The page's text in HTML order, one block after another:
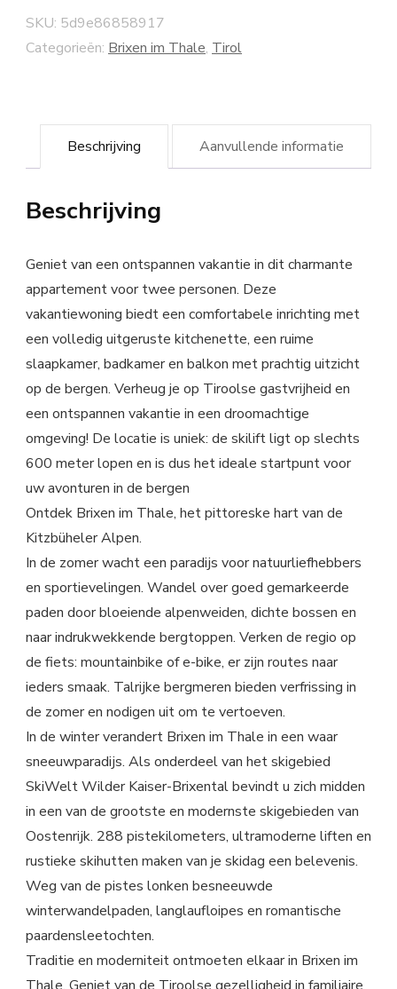
SKU: 5d9e86858917
Categorieën: Brixen im Thale, Tirol
Beschrijving Aanvullende informatie
Beschrijving
Geniet van een ontspannen vakantie in dit charmante
appartement voor twee personen. Deze
vakantiewoning biedt een comfortabele inrichting met
een volledig uitgeruste kitchenette, een ruime
slaapkamer, badkamer en balkon met prachtig uitzicht
op de bergen. Verheug je op Tiroolse gastvrijheid en
een ontspannen vakantie in een droomachtige
omgeving! De locatie is uniek: de skilift ligt op slechts
600 meter lopen en is dus het ideale startpunt voor
uw avonturen in de bergen
Ontdek Brixen im Thale, het pittoreske hart van de
Kitzbüheler Alpen.
In de zomer wacht een paradijs voor natuurliefhebbers
en sportievelingen. Wandel over goed gemarkeerde
paden door bloeiende alpenweiden, dichte bossen en
naar indrukwekkende bergtoppen. Verken de regio op
de fiets: mountainbike of e-bike, er zijn routes naar
ieders smaak. Talrijke bergmeren bieden verfrissing in
de zomer en nodigen uit om te vertoeven.
In de winter verandert Brixen im Thale in een waar
sneeuwparadijs. Als onderdeel van het skigebied
SkiWelt Wilder Kaiser-Brixental bevindt u zich midden
in een van de grootste en modernste skigebieden van
Oostenrijk. 288 pistekilometers, ultramoderne liften en
rustieke skihutten maken van je skidag een belevenis.
Weg van de pistes lonken besneeuwde
winterwandelpaden, langlaufloipes en romantische
paardensleetochten.
Traditie en moderniteit ontmoeten elkaar in Brixen im